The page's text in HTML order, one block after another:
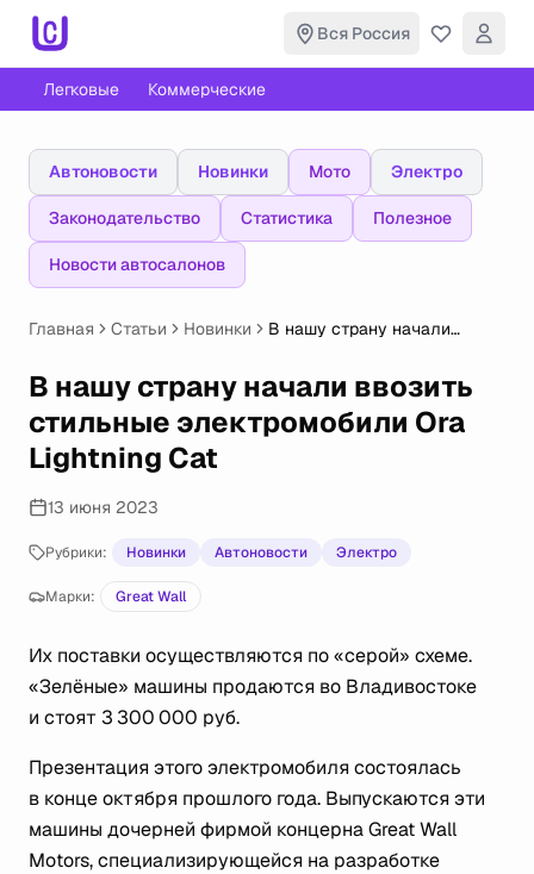
Вся Россия
Легковые Коммерческие
Автоновости Новинки Мото Электро
Законодательство Статистика Полезное
Новости автосалонов
Главная Статьи Новинки
В нашу страну начали
электромобили Ora Lightning
Cat
В нашу страну начали ввозить
стильные электромобили Ora
Lightning Cat
13 июня 2023
Рубрики: Новинки Автоновости Электро
Марки: Great Wall
Их поставки осуществляются по «серой» схеме.
«Зелёные» машины продаются во Владивостоке
и стоят 3 300 000 руб.
Презентация этого электромобиля состоялась
в конце октября прошлого года. Выпускаются эти
машины дочерней фирмой концерна Great Wall
Motors, специализирующейся на разработке